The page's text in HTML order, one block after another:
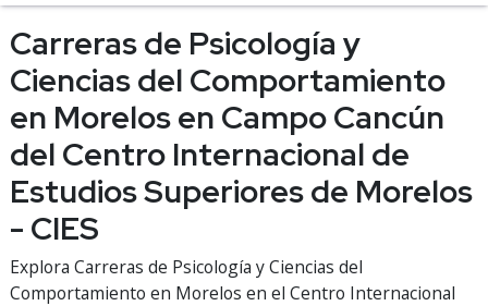
Carreras de Psicología y
Ciencias del Comportamiento
en Morelos en Campo Cancún
del Centro Internacional de
Estudios Superiores de Morelos
- CIES
Explora Carreras de Psicología y Ciencias del
Comportamiento en Morelos en el Centro Internacional